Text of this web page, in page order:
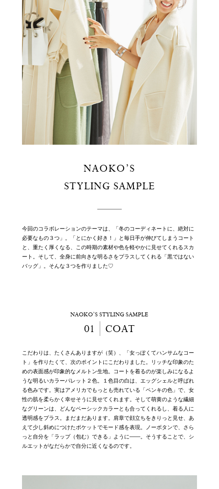
NAOKO’S
STYLING SAMPLE
今回のコラボレーションのテーマは、「冬のコーディネートに、絶対に
必要なもの３つ」。「とにかく好き！」と毎日手が伸びてしまうコート
と、重たく厚くなる、この時期の素材や色を軽やかに見せてくれるスカ
ート。そして、全身に前向きな明るさをプラスしてくれる「黒ではない
バッグ」。そんな３つを作りました♡
NAOKO’S STYLING SAMPLE
01 COAT
こだわりは、たくさんありますが（笑）、「女っぽくてハンサムなコー
ト」を作りたくて、次のポイントにこだわりました。リッチな印象のた
めの表面感が印象的なメルトン生地。コートを着るのが楽しみになるよ
うな明るいカラーパレット２色。１色目の白は、エッグシェルと呼ばれ
る色みです。実はアメリカでもっとも売れている「ペンキの色」で、女
性の肌を柔らかく幸せそうに見せてくれます。そして萌黄のような繊細
なグリーンは、どんなベーシックカラーとも合ってくれるし、着る人に
透明感をプラス。まだまだあります。肩章で顔立ちをきりっと見せ、あ
えて少し斜めにつけたポケットでモード感を表現。ノーボタンで、さら
っと自分を「ラップ（包む）できる」ように――。そうすることで、シ
ルエットがなだらかで自分に近くなるのです。